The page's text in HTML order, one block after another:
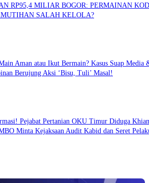
RP95,4 MILIAR BOGOR: PERMAINAN
SALAH KELOLA?
Aman atau Ikut Bermain? Kasus Suap Media
Berujung Aksi ‘Bisu, Tuli’ Masal!
Pejabat Pertanian OKU Timur Diduga
Minta Kejaksaan Audit Kabid dan Seret